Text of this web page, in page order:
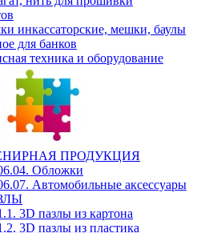
инкассаторские, мешки, баулы
для банков
техника и оборудование
ПРОДУКЦИЯ
Обложки
Автомобильные аксессуары
3D пазлы из картона
3D пазлы из пластика